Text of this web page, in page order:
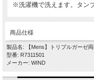
※洗濯機で洗えます。タン
商品仕様
製品名: 【Mens】トリプルガーゼ
型番: R7311501
メーカー: WIND